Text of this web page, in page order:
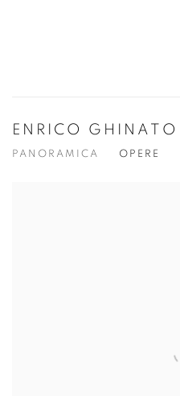
ENRICO GHINATO
PANORAMICA OPERE